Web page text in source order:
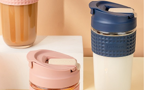
玩一丸】正宗潮汕猪肉丸+爆汁牛肉丸
潮汕工艺牛肉丸子、猪肉丸子肉制品烧
麻辣烫火锅速食即食）、【玩一丸】正
汕劲道牛筋丸（潮汕工艺牛筋丸子肉
烧烤麻辣烫火锅速食即食）、【玩一
正宗潮汕劲道猪肉丸（潮汕工艺猪肉
肉制品烧烤麻辣烫火锅速食即食）、